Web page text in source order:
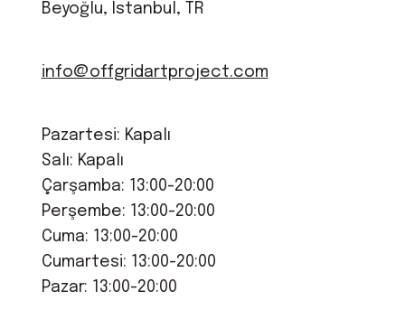
Beyoğlu, Istanbul, TR
info@offgridartproject.com
Pazartesi: Kapalı
Salı: Kapalı
Çarşamba: 13:00-20:00
Perşembe: 13:00-20:00
Cuma: 13:00-20:00
Cumartesi: 13:00-20:00
Pazar: 13:00-20:00